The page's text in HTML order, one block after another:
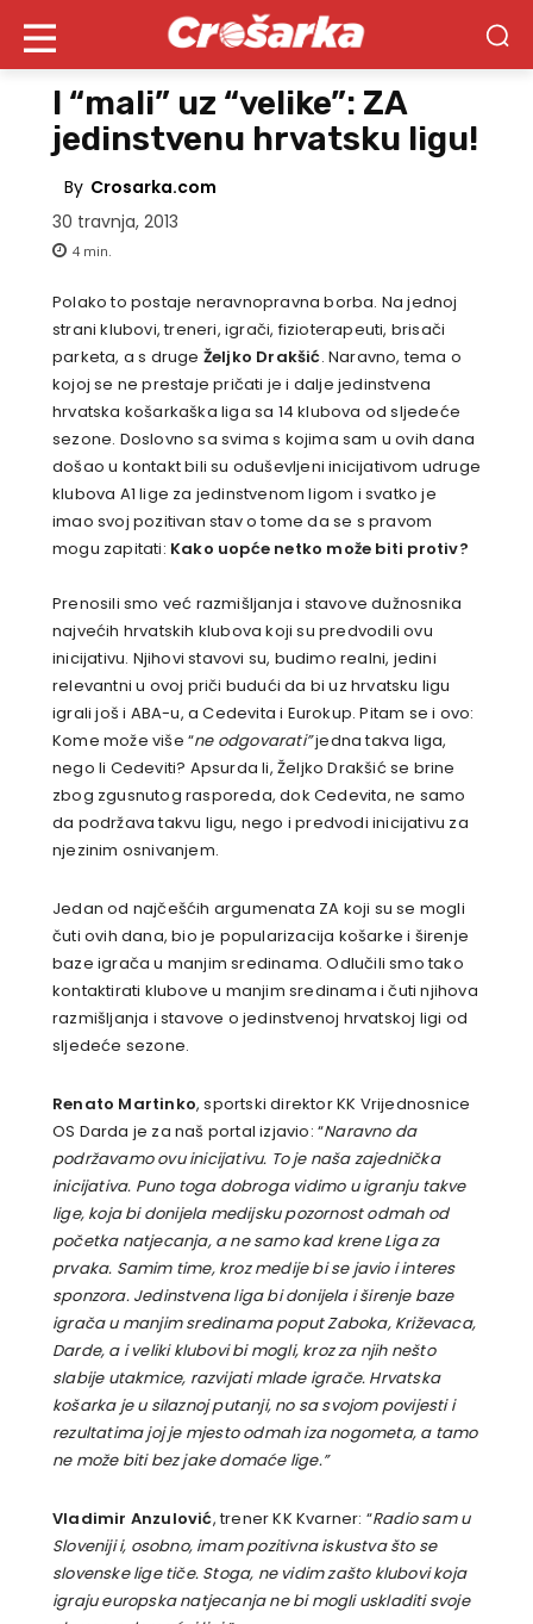
I “mali” uz “velike”: ZA
jedinstvenu hrvatsku ligu!
By Crosarka.com
30 travnja, 2013
4 min.
Polako to postaje neravnopravna borba. Na jednoj
strani klubovi, treneri, igrači, fizioterapeuti, brisači
parketa, a s druge Željko Drakšić. Naravno, tema o
kojoj se ne prestaje pričati je i dalje jedinstvena
hrvatska košarkaška liga sa 14 klubova od sljedeće
sezone. Doslovno sa svima s kojima sam u ovih dana
došao u kontakt bili su oduševljeni inicijativom udruge
klubova A1 lige za jedinstvenom ligom i svatko je
imao svoj pozitivan stav o tome da se s pravom
mogu zapitati: Kako uopće netko može biti protiv?
Prenosili smo već razmišljanja i stavove dužnosnika
najvećih hrvatskih klubova koji su predvodili ovu
inicijativu. Njihovi stavovi su, budimo realni, jedini
relevantni u ovoj priči budući da bi uz hrvatsku ligu
igrali još i ABA-u, a Cedevita i Eurokup. Pitam se i ovo:
Kome može više “ne odgovarati”jedna takva liga,
nego li Cedeviti? Apsurda li, Željko Drakšić se brine
zbog zgusnutog rasporeda, dok Cedevita, ne samo
da podržava takvu ligu, nego i predvodi inicijativu za
njezinim osnivanjem.
Jedan od najčešćih argumenata ZA koji su se mogli
čuti ovih dana, bio je popularizacija košarke i širenje
baze igrača u manjim sredinama. Odlučili smo tako
kontaktirati klubove u manjim sredinama i čuti njihova
razmišljanja i stavove o jedinstvenoj hrvatskoj ligi od
sljedeće sezone.
Renato Martinko, sportski direktor KK Vrijednosnice
OS Darda je za naš portal izjavio: “Naravno da
podržavamo ovu inicijativu. To je naša zajednička
inicijativa. Puno toga dobroga vidimo u igranju takve
lige, koja bi donijela medijsku pozornost odmah od
početka natjecanja, a ne samo kad krene Liga za
prvaka. Samim time, kroz medije bi se javio i interes
sponzora. Jedinstvena liga bi donijela i širenje baze
igrača u manjim sredinama poput Zaboka, Križevaca,
Darde, a i veliki klubovi bi mogli, kroz za njih nešto
slabije utakmice, razvijati mlade igrače. Hrvatska
košarka je u silaznoj putanji, no sa svojom povijesti i
rezultatima joj je mjesto odmah iza nogometa, a tamo
ne može biti bez jake domaće lige.”
Vladimir Anzulović, trener KK Kvarner: “Radio sam u
Sloveniji i, osobno, imam pozitivna iskustva što se
slovenske lige tiče. Stoga, ne vidim zašto klubovi koja
igraju europska natjecanja ne bi mogli uskladiti svoje